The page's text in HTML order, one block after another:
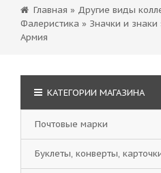
Главная » Другие виды
Фалеристика » Значки и знаки
Армия
КАТЕГОРИИ МАГАЗИНА
Почтовые марки
Буклеты, конверты,